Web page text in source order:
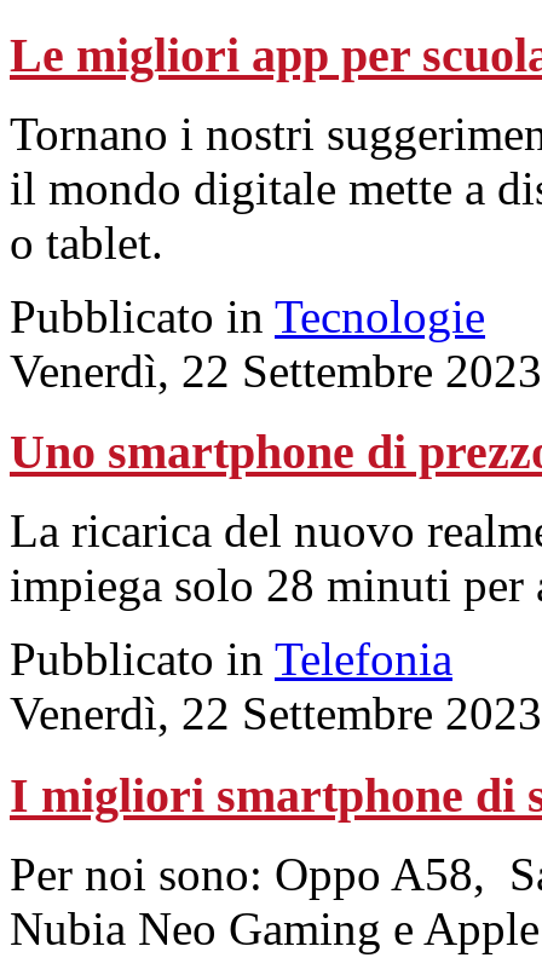
Le migliori app per
Tornano i nostri
il mondo digitale mette a
o tablet.
Pubblicato in Tecnologie
Venerdì, 22 Settembre
Uno smartphone di
La ricarica del nuovo
impiega solo 28 minuti
Pubblicato in Telefonia
Venerdì, 22 Settembre
I migliori smartphone di
Per noi sono: Oppo A58,
Nubia Neo Gaming e